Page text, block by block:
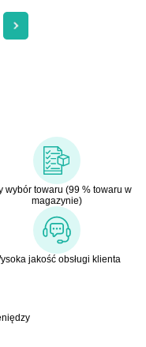
wybór towaru (99 % towaru w
magazynie)
jakość obsługi klienta